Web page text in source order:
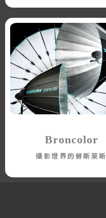
Broncolor
攝影燈界的勞斯萊斯